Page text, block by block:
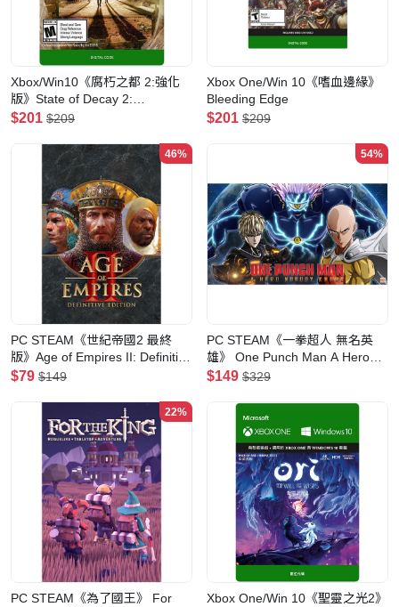
Xbox/Win10《腐朽之都 2:強化
版》State of Decay 2:
Juggernaut
$201 $209
Xbox One/Win 10《嗜血邊緣》
Bleeding Edge
$201 $209
46%
PC STEAM《世紀帝國2 最終
版》Age of Empires II: Definitive
Edition(數位最終版)
$79 $149
54%
PC STEAM《一拳超人 無名英
雄》 One Punch Man A Hero
Nobody Knows(數位版)
$149 $329
22%
PC STEAM《為了國王》 For
Xbox One/Win 10《聖靈之光2》